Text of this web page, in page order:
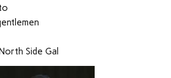
Side Gal